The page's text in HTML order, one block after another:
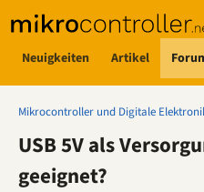
Neuigkeiten Artikel
Mikrocontroller und Digitale
USB 5V als
geeignet?